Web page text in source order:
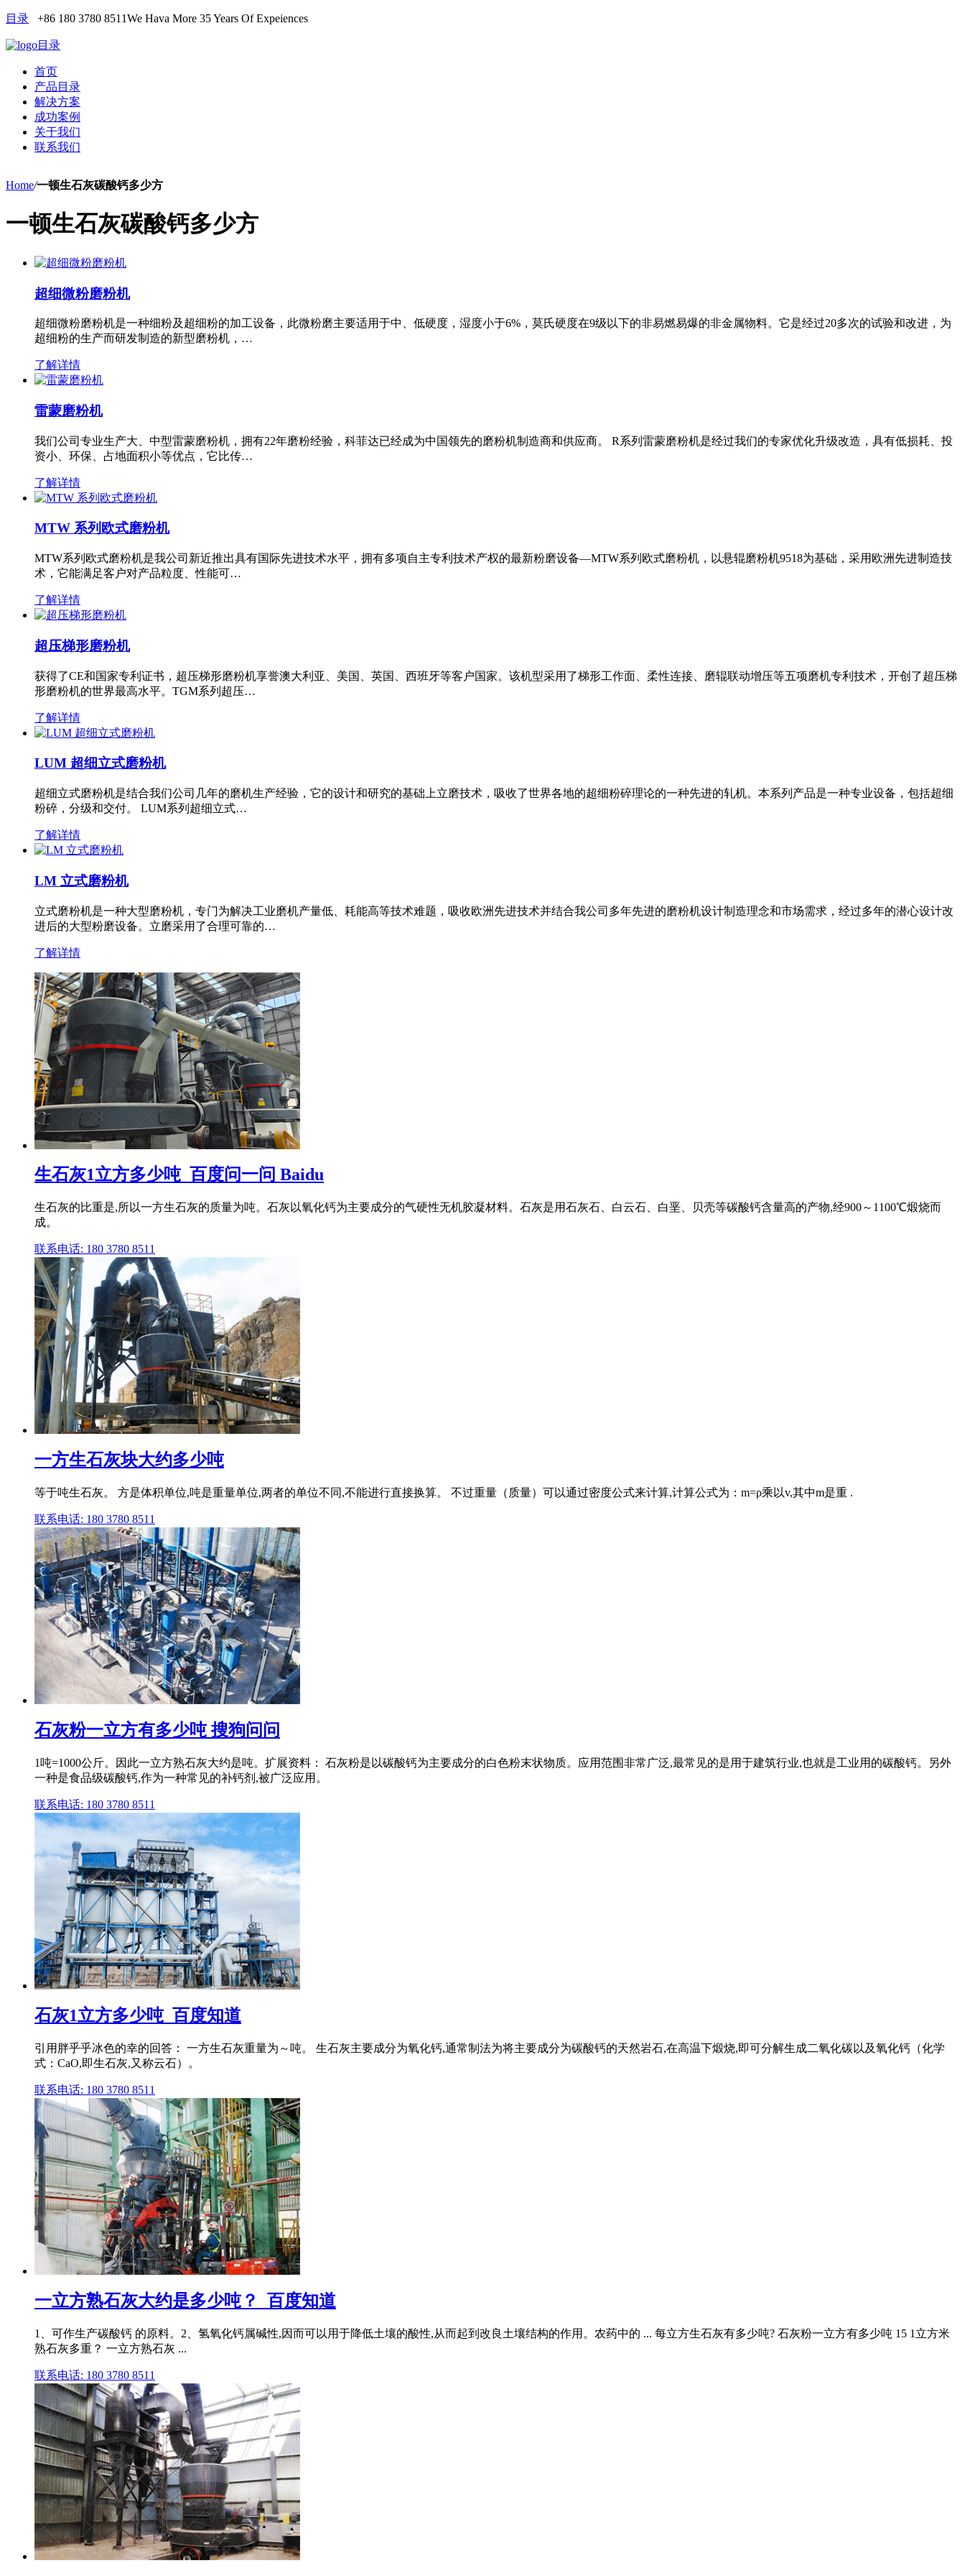
目录 +86 180 3780 8511We Hava More 35 Years Of Expeiences
目录
首页
产品目录
解决方案
成功案例
关于我们
联系我们
Home/一顿生石灰碳酸钙多少方
一顿生石灰碳酸钙多少方
超细微粉磨粉机
超细微粉磨粉机是一种细粉及超细粉的加工设备，此微粉磨主要适用于中、低硬度，湿度小于6%，莫氏硬度在9级以下的非易燃易爆的非金属物料。它是经过20多次的试验和改进，为
超细粉的生产而研发制造的新型磨粉机，…
了解详情
雷蒙磨粉机
我们公司专业生产大、中型雷蒙磨粉机，拥有22年磨粉经验，科菲达已经成为中国领先的磨粉机制造商和供应商。 R系列雷蒙磨粉机是经过我们的专家优化升级改造，具有低损耗、投
资小、环保、占地面积小等优点，它比传…
了解详情
MTW 系列欧式磨粉机
MTW系列欧式磨粉机是我公司新近推出具有国际先进技术水平，拥有多项自主专利技术产权的最新粉磨设备—MTW系列欧式磨粉机，以悬辊磨粉机9518为基础，采用欧洲先进制造技
术，它能满足客户对产品粒度、性能可…
了解详情
超压梯形磨粉机
获得了CE和国家专利证书，超压梯形磨粉机享誉澳大利亚、美国、英国、西班牙等客户国家。该机型采用了梯形工作面、柔性连接、磨辊联动增压等五项磨机专利技术，开创了超压梯
形磨粉机的世界最高水平。TGM系列超压…
了解详情
LUM 超细立式磨粉机
超细立式磨粉机是结合我们公司几年的磨机生产经验，它的设计和研究的基础上立磨技术，吸收了世界各地的超细粉碎理论的一种先进的轧机。本系列产品是一种专业设备，包括超细
粉碎，分级和交付。 LUM系列超细立式…
了解详情
LM 立式磨粉机
立式磨粉机是一种大型磨粉机，专门为解决工业磨机产量低、耗能高等技术难题，吸收欧洲先进技术并结合我公司多年先进的磨粉机设计制造理念和市场需求，经过多年的潜心设计改
进后的大型粉磨设备。立磨采用了合理可靠的…
了解详情
生石灰1立方多少吨_百度问一问 Baidu
生石灰的比重是,所以一方生石灰的质量为吨。石灰以氧化钙为主要成分的气硬性无机胶凝材料。石灰是用石灰石、白云石、白垩、贝壳等碳酸钙含量高的产物,经900～1100℃煅烧而
成。
联系电话: 180 3780 8511
一方生石灰块大约多少吨
等于吨生石灰。 方是体积单位,吨是重量单位,两者的单位不同,不能进行直接换算。 不过重量（质量）可以通过密度公式来计算,计算公式为：m=ρ乘以v,其中m是重 .
联系电话: 180 3780 8511
石灰粉一立方有多少吨 搜狗问问
1吨=1000公斤。因此一立方熟石灰大约是吨。扩展资料： 石灰粉是以碳酸钙为主要成分的白色粉末状物质。应用范围非常广泛,最常见的是用于建筑行业,也就是工业用的碳酸钙。另外
一种是食品级碳酸钙,作为一种常见的补钙剂,被广泛应用。
联系电话: 180 3780 8511
石灰1立方多少吨_百度知道
引用胖乎乎冰色的幸的回答： 一方生石灰重量为～吨。 生石灰主要成分为氧化钙,通常制法为将主要成分为碳酸钙的天然岩石,在高温下煅烧,即可分解生成二氧化碳以及氧化钙（化学
式：CaO,即生石灰,又称云石）。
联系电话: 180 3780 8511
一立方熟石灰大约是多少吨？_百度知道
1、可作生产碳酸钙 的原料。2、氢氧化钙属碱性,因而可以用于降低土壤的酸性,从而起到改良土壤结构的作用。农药中的 ... 每立方生石灰有多少吨? 石灰粉一立方有多少吨 15 1立方米
熟石灰多重？ 一立方熟石灰 ...
联系电话: 180 3780 8511